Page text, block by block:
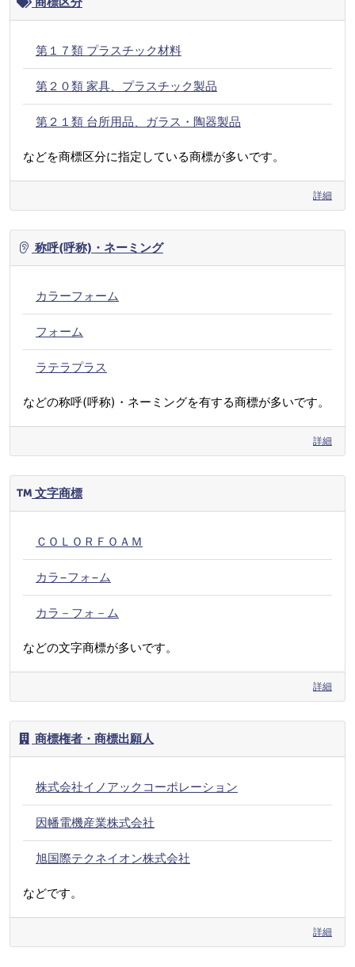
第１７類 プラスチック材料
第２０類 家具、プラスチック製品
第２１類 台所用品、ガラス・陶器製品
などを商標区分に指定している商標が多いです。
詳細
称呼(呼称)・ネーミング
カラーフォーム
フォーム
ラテラプラス
などの称呼(呼称)・ネーミングを有する商標が多いです。
詳細
文字商標
ＣＯＬＯＲＦＯＡＭ
カラ−フォ−ム
カラ－フォ－ム
などの文字商標が多いです。
詳細
商標権者・商標出願人
株式会社イノアックコーポレーション
因幡電機産業株式会社
旭国際テクネイオン株式会社
などです。
詳細